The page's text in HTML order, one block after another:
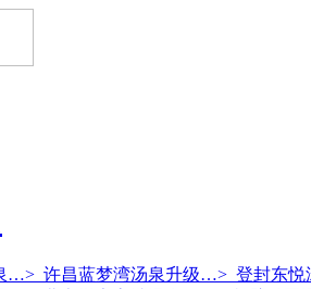
…> 许昌蓝梦湾汤泉升级…> 登封东